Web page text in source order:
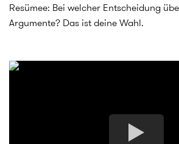
Resümee: Bei welcher Entscheidung
Argumente? Das ist deine Wahl.